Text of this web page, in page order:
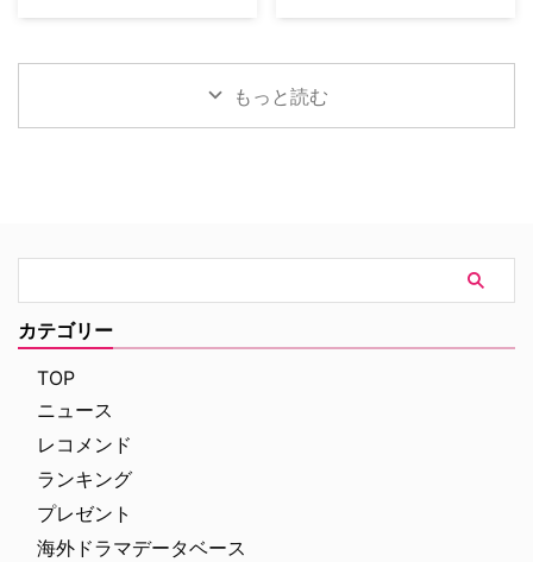
幼い息子オーウェンは喘息発作に
そ …
日本唯一のミステリードラマ専門
ル」が、開局月である8月に展開
する新たなサービスとして、犯罪
捜査に特化した新たな専門チャン
ービス「プレミアTVパック」の
うちのチャンネルの一つで、人気
の高い犯罪捜査ドラマや放送には
ないクライムドキュメンタリーを
ヘンリー・カヴィルによるスタイ
リッシュなアクションとユーモア
が詰まった本編映像が公開され
た。さらに、著名人たちからの絶
U.N.C.L.E.』で世界中の映画ファ
ンを熱狂させたガイ・リッチー監
最高に危険なノンストップ・バデ
もっと読む
カテゴリー
TOP
ニュース
レコメンド
ランキング
プレゼント
海外ドラマデータベース